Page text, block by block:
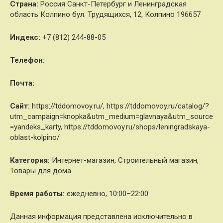
Страна: Россия Санкт-Петербург и Ленинградская
область Колпино бул. Трудящихся, 12, Колпино 196657
Индекс: +7 (812) 244-88-05
Телефон:
Почта:
Cайт: https://tddomovoy.ru/, https://tddomovoy.ru/catalog/?
utm_campaign=knopka&utm_medium=glavnaya&utm_source
=yandeks_karty, https://tddomovoy.ru/shops/leningradskaya-
oblast-kolpino/
Категория: Интернет-магазин, Строительный магазин,
Товары для дома
Время работы: ежедневно, 10:00–22:00
Данная информация представлена исключительно в